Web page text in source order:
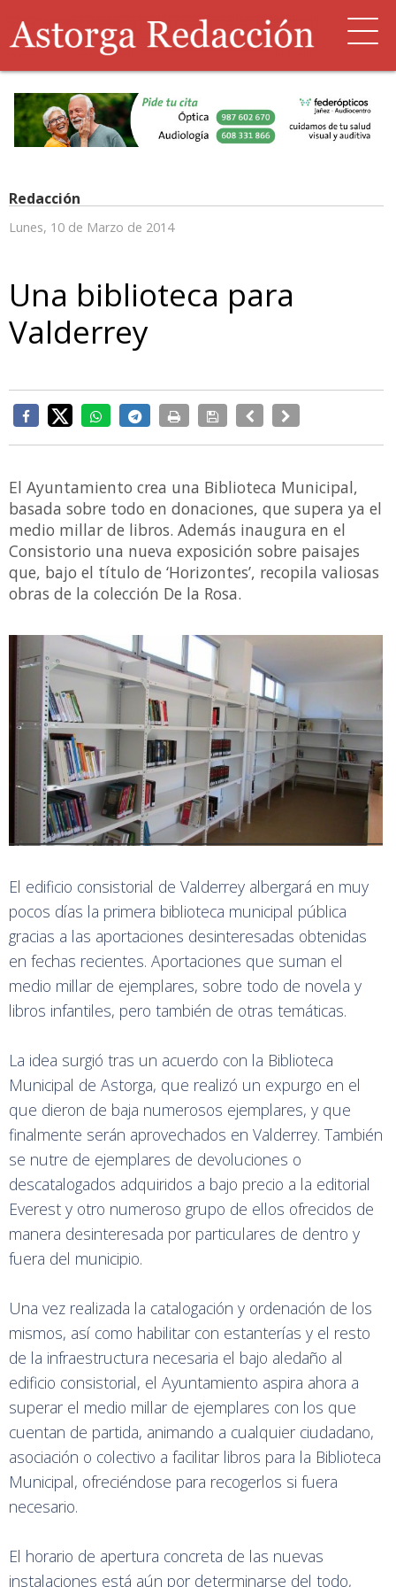
Redacción
Lunes, 10 de Marzo de 2014
Una biblioteca para
Valderrey
El Ayuntamiento crea una Biblioteca Municipal,
basada sobre todo en donaciones, que supera ya el
medio millar de libros. Además inaugura en el
Consistorio una nueva exposición sobre paisajes
que, bajo el título de ‘Horizontes’, recopila valiosas
obras de la colección De la Rosa.
El edificio consistorial de Valderrey albergará en muy
pocos días la primera biblioteca municipal pública
gracias a las aportaciones desinteresadas obtenidas
en fechas recientes. Aportaciones que suman el
medio millar de ejemplares, sobre todo de novela y
libros infantiles, pero también de otras temáticas.
La idea surgió tras un acuerdo con la Biblioteca
Municipal de Astorga, que realizó un expurgo en el
que dieron de baja numerosos ejemplares, y que
finalmente serán aprovechados en Valderrey. También
se nutre de ejemplares de devoluciones o
descatalogados adquiridos a bajo precio a la editorial
Everest y otro numeroso grupo de ellos ofrecidos de
manera desinteresada por particulares de dentro y
fuera del municipio.
Una vez realizada la catalogación y ordenación de los
mismos, así como habilitar con estanterías y el resto
de la infraestructura necesaria el bajo aledaño al
edificio consistorial, el Ayuntamiento aspira ahora a
superar el medio millar de ejemplares con los que
cuentan de partida, animando a cualquier ciudadano,
asociación o colectivo a facilitar libros para la Biblioteca
Municipal, ofreciéndose para recogerlos si fuera
necesario.
El horario de apertura concreta de las nuevas
instalaciones está aún por determinarse del todo,